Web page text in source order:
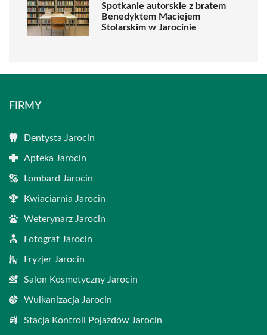
Spotkanie autorskie z bratem
Benedyktem Maciejem
Stolarskim w Jarocinie
FIRMY
Dentysta Jarocin
Apteka Jarocin
Lombard Jarocin
Kwiaciarnia Jarocin
Weterynarz Jarocin
Fotograf Jarocin
Fryzjer Jarocin
Salon Kosmetyczny Jarocin
Wulkanizacja Jarocin
Stacja Kontroli Pojazdów Jarocin